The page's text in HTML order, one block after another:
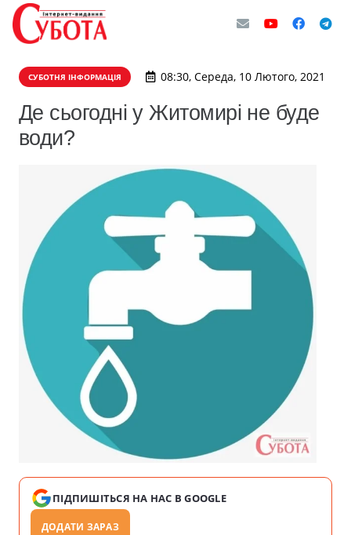
СУБОТНЯ ІНФОРМАЦІЯ 08:30, Середа, 10 Лютого, 2021
Де сьогодні у Житомирі не буде
води?
ПІДПИШІТЬСЯ НА НАС В GOOGLE
ДОДАТИ ЗАРАЗ